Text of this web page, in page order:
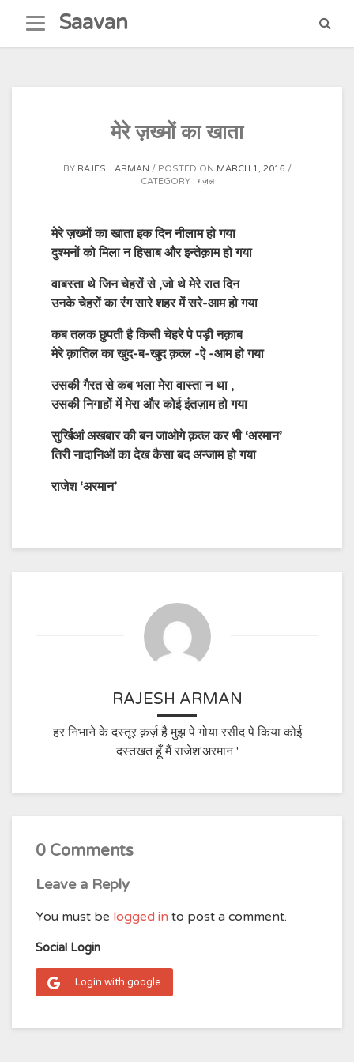
content
Saavan
मेरे ज़ख्मों का खाता
BY RAJESH ARMAN POSTED ON MARCH 1, 2016
CATEGORY : ग़ज़ल
मेरे ज़ख्मों का खाता इक दिन नीलाम हो गया
दुश्मनों को मिला न हिसाब और इन्तेक़ाम हो गया
वाबस्ता थे जिन चेहरों से ,जो थे मेरे रात दिन
उनके चेहरों का रंग सारे शहर में सरे-आम हो गया
कब तलक छुपती है किसी चेहरे पे पड़ी नक़ाब
मेरे क़ातिल का खुद-ब-खुद क़त्ल -ऐ -आम हो गया
उसकी गैरत से कब भला मेरा वास्ता न था ,
उसकी निगाहों में मेरा और कोई इंतज़ाम हो गया
सुर्खिआं अखबार की बन जाओगे क़त्ल कर भी ‘अरमान’
तिरी नादानिओं का देख कैसा बद अन्जाम हो गया
राजेश ‘अरमान’
RAJESH ARMAN
हर निभाने के दस्तूर क़र्ज़ है मुझ पे गोया रसीद पे किया कोई
दस्तखत हूँ मैं राजेश'अरमान '
0 Comments
Leave a Reply
You must be logged in to post a comment.
Social Login
Login with google